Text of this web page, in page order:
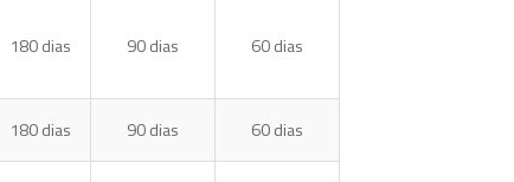
180 dias 90 dias 60 dias
180 dias 90 dias 60 dias